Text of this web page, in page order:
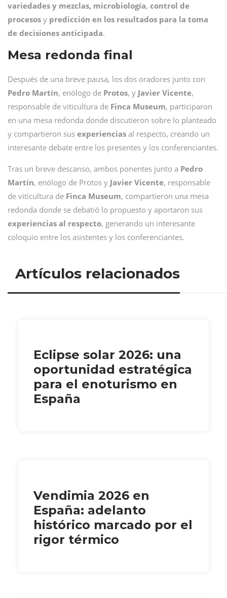
variedades y mezclas, microbiología, control de
procesos y predicción en los resultados para la toma
de decisiones anticipada.
Mesa redonda final
Después de una breve pausa, los dos oradores junto con
Pedro Martín, enólogo de Protos, y Javier Vicente,
responsable de viticultura de Finca Museum, participaron
en una mesa redonda donde discutieron sobre lo planteado
y compartieron sus experiencias al respecto, creando un
interesante debate entre los presentes y los conferenciantes.
Tras un breve descanso, ambos ponentes junto a Pedro
Martín, enólogo de Protos y Javier Vicente, responsable
de viticultura de Finca Museum, compartieron una mesa
redonda donde se debatió lo propuesto y aportaron sus
experiencias al respecto, generando un interesante
coloquio entre los asistentes y los conferenciantes.
Artículos relacionados
Eclipse solar 2026: una
oportunidad estratégica
para el enoturismo en
España
Vendimia 2026 en
España: adelanto
histórico marcado por el
rigor térmico